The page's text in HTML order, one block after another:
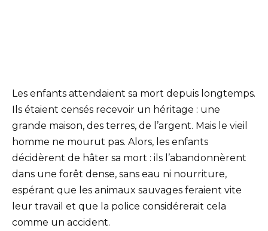
Les enfants attendaient sa mort depuis longtemps.
Ils étaient censés recevoir un héritage : une
grande maison, des terres, de l’argent. Mais le vieil
homme ne mourut pas. Alors, les enfants
décidèrent de hâter sa mort : ils l’abandonnèrent
dans une forêt dense, sans eau ni nourriture,
espérant que les animaux sauvages feraient vite
leur travail et que la police considérerait cela
comme un accident.